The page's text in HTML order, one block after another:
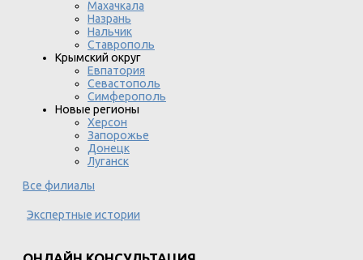
Махачкала
Назрань
Нальчик
Ставрополь
Крымский округ
Евпатория
Севастополь
Симферополь
Новые регионы
Херсон
Запорожье
Донецк
Луганск
Все филиалы
Экспертные истории